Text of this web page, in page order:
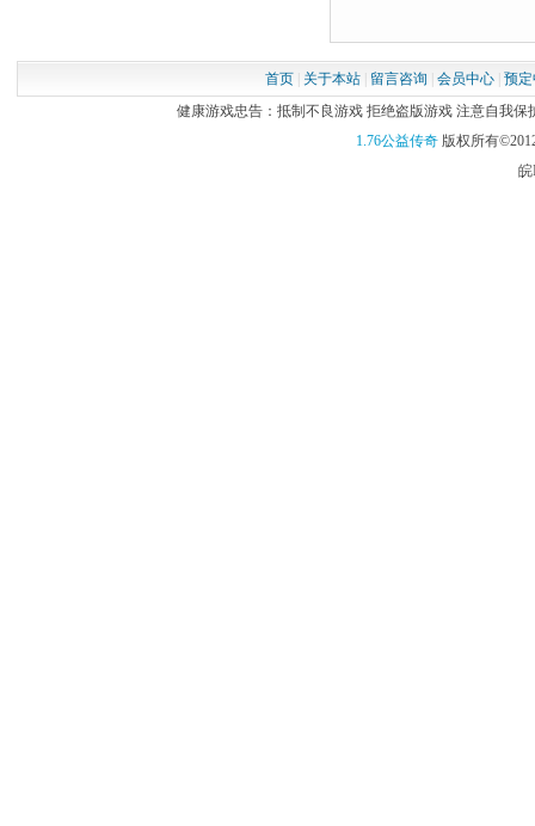
首页| 关于本站| 留言咨询 会员中心| 预
健康游戏忠告：抵制不良游戏 拒绝盗版游戏 注意自我保
1.76公益传奇版权所有
皖